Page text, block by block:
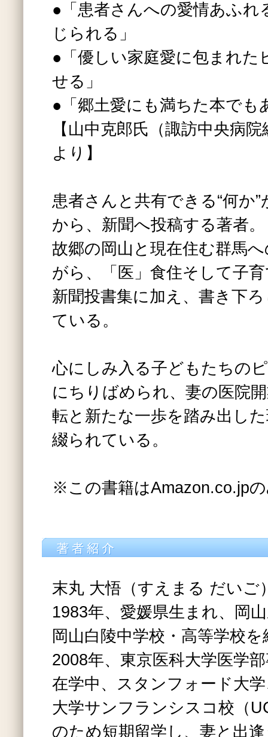
●「患者さんへの愛情あふれ
じられる」
●「優しい家庭愛に包まれた
せる」
●「郷土愛にも満ちた本でも
【山中克郎氏（諏訪中央病
より】
患者さんと共有できる“何か
から、新聞へ投稿する著者。
故郷の岡山と現在住む群馬
がら、「医」食住そして子
新聞投書集に加え、書き下
ている。
心にしみ入る子どもたちの
にちりばめられ、妻の医院
転と新たな一歩を踏み出し
綴られている。
※この書籍はAmazon.co.jp
末丸 大悟（すえまる だいご
1983年、愛媛県生まれ、岡
岡山白陵中学校・高等学校を
2008年、東京医科大学医学
在学中、スタンフォード大
大学サンフランシスコ校（
のため短期留学し、妻と出